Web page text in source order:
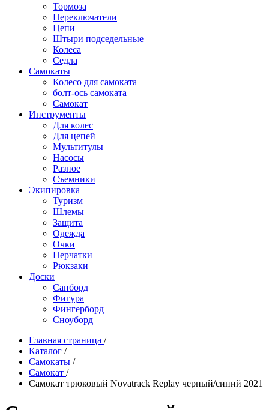
Тормоза
Переключатели
Цепи
Штыри подседельные
Колеса
Седла
Самокаты
Колесо для самоката
болт-ось самоката
Самокат
Инструменты
Для колес
Для цепей
Мультитулы
Насосы
Разное
Съемники
Экипировка
Туризм
Шлемы
Защита
Одежда
Очки
Перчатки
Рюкзаки
Доски
Сапборд
Фигура
Фингерборд
Сноуборд
Главная страница /
Каталог /
Самокаты /
Самокат /
Самокат трюковый Novatrack Replay черный/синий 2021